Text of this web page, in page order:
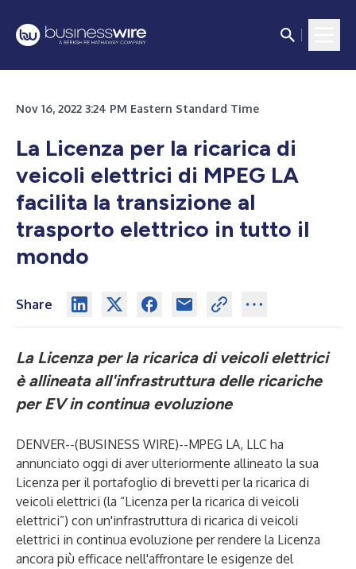
Nov 16, 2022 3:24 PM Eastern Standard Time
La Licenza per la ricarica di
veicoli elettrici di MPEG LA
facilita la transizione al
trasporto elettrico in tutto il
mondo
Share
La Licenza per la ricarica di veicoli elettrici
è allineata all'infrastruttura delle ricariche
per EV in continua evoluzione
DENVER--(BUSINESS WIRE)--MPEG LA, LLC ha
annunciato oggi di aver ulteriormente allineato la sua
Licenza per il portafoglio di brevetti per la ricarica di
veicoli elettrici (la “Licenza per la ricarica di veicoli
elettrici”) con un'infrastruttura di ricarica di veicoli
elettrici in continua evoluzione per rendere la Licenza
ancora più efficace nell'affrontare le esigenze del